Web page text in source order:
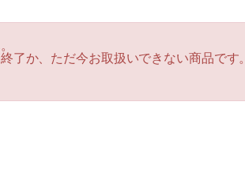
了か、ただ今お取扱いできない商品です。